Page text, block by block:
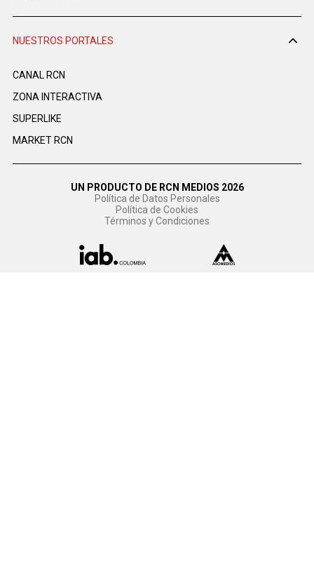
NUESTROS PORTALES
CANAL RCN
ZONA INTERACTIVA
SUPERLIKE
MARKET RCN
UN PRODUCTO DE RCN MEDIOS 2026
Política de Datos Personales
Política de Cookies
Términos y Condiciones